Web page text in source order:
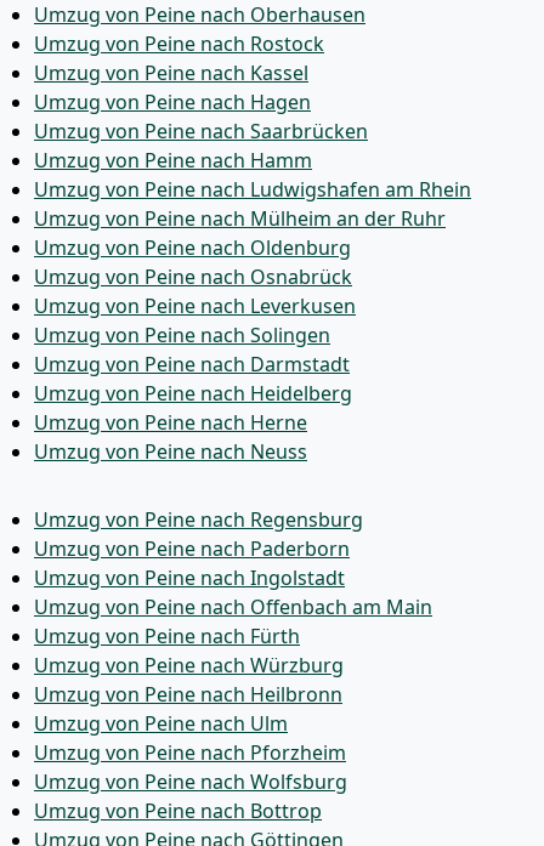
Umzug von Peine nach Oberhausen
Umzug von Peine nach Rostock
Umzug von Peine nach Kassel
Umzug von Peine nach Hagen
Umzug von Peine nach Saarbrücken
Umzug von Peine nach Hamm
Umzug von Peine nach Ludwigshafen am Rhein
Umzug von Peine nach Mülheim an der Ruhr
Umzug von Peine nach Oldenburg
Umzug von Peine nach Osnabrück
Umzug von Peine nach Leverkusen
Umzug von Peine nach Solingen
Umzug von Peine nach Darmstadt
Umzug von Peine nach Heidelberg
Umzug von Peine nach Herne
Umzug von Peine nach Neuss
Umzug von Peine nach Regensburg
Umzug von Peine nach Paderborn
Umzug von Peine nach Ingolstadt
Umzug von Peine nach Offenbach am Main
Umzug von Peine nach Fürth
Umzug von Peine nach Würzburg
Umzug von Peine nach Heilbronn
Umzug von Peine nach Ulm
Umzug von Peine nach Pforzheim
Umzug von Peine nach Wolfsburg
Umzug von Peine nach Bottrop
Umzug von Peine nach Göttingen